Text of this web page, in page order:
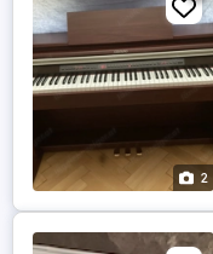
2